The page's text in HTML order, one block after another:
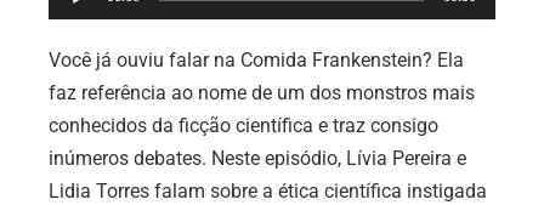
de
áudio
Você já ouviu falar na Comida Frankenstein? Ela
faz referência ao nome de um dos monstros mais
conhecidos da ficção científica e traz consigo
inúmeros debates. Neste episódio, Lívia Pereira e
Lidia Torres falam sobre a ética científica instigada